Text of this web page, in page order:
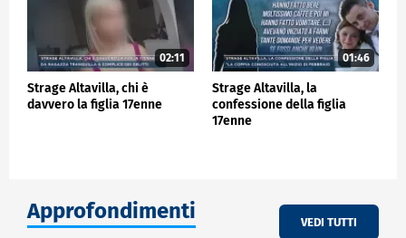
02:11
Strage Altavilla, chi è
davvero la figlia 17enne
01:46
Strage Altavilla, la
confessione della figlia
17enne
Approfondimenti VEDI TUTTI